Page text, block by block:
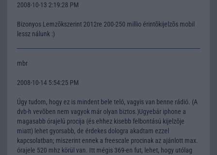
2008-10-13 2:19:28 PM
Bizonyos Lemzõkszerint 2012re 200-250 millio érintõkijelzõs mobil
lessz nálunk :)
mbr
2008-10-14 5:54:25 PM
Úgy tudom, hogy ez is mindent bele teló, vagyis van benne rádió. (A
dvb-h vevõben nem vagyok már olyan biztos.)Ugyebár iphone a
magasabb órajelû procija (és ehhez kisebb felbontású kijelzõje
miatt) lehet gyorsabb, de érdekes dologra akadtam ezzel
kapcsolatban; miszerint ennek a freescale procinak az ajánlott max.
órajele 520 mhz körül van. Itt mégis 369-en fut, lehet, hogy utólag